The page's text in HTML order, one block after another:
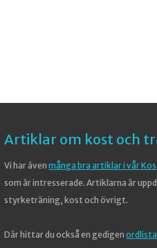
Artiklar om kost och
Vi har ävenmånga bra artiklar i vår
som är intresserade. Artiklarna är
styrketräning, kost och övrigt.
Där hittar du också en gedigenordlista